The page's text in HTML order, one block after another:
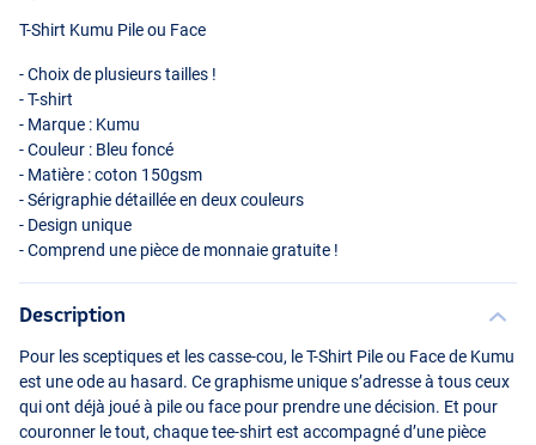
T-Shirt Kumu Pile ou Face
- Choix de plusieurs tailles !
- T-shirt
- Marque : Kumu
- Couleur : Bleu foncé
- Matière : coton 150gsm
- Sérigraphie détaillée en deux couleurs
- Design unique
- Comprend une pièce de monnaie gratuite !
Description
Pour les sceptiques et les casse-cou, le T-Shirt Pile ou Face de Kumu
est une ode au hasard. Ce graphisme unique s’adresse à tous ceux
qui ont déjà joué à pile ou face pour prendre une décision. Et pour
couronner le tout, chaque tee-shirt est accompagné d’une pièce